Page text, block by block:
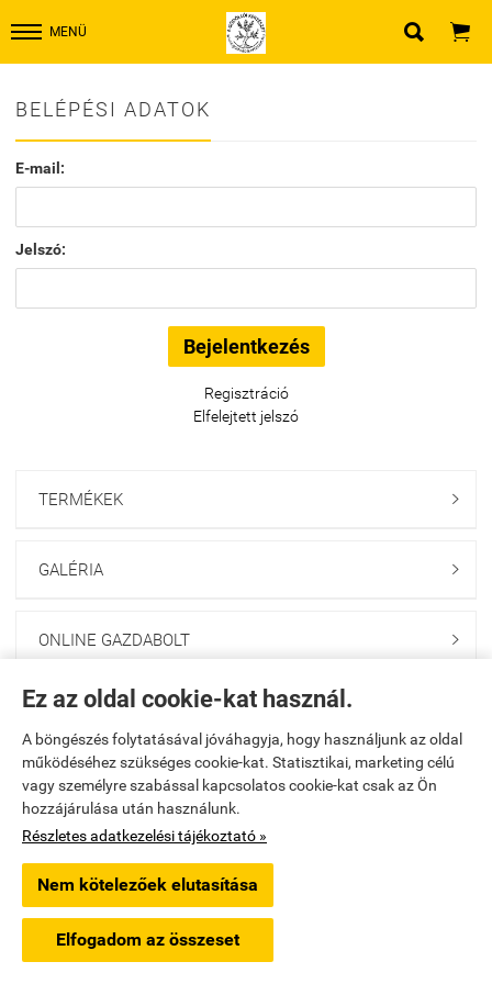
Ez az oldal cookie-kat használ.
A böngészés folytatásával jóváhagyja, hogy használjunk az oldal
működéséhez szükséges cookie-kat. Statisztikai, marketing célú
vagy személyre szabással kapcsolatos cookie-kat csak az Ön
hozzájárulása után használunk.
Részletes adatkezelési tájékoztató »
Nem kötelezőek elutasítása
Elfogadom az összeset
MENÜ  
BELÉPÉSI ADATOK
E-mail:
Jelszó:
Regisztráció
Elfelejtett jelszó
TERMÉKEK 
GALÉRIA 
ONLINE GAZDABOLT 
Saját fiók
Elérhetőségek
godolloikerteszet.hu - PAKANS Kft.- ÁSZF
Webáruház készítés